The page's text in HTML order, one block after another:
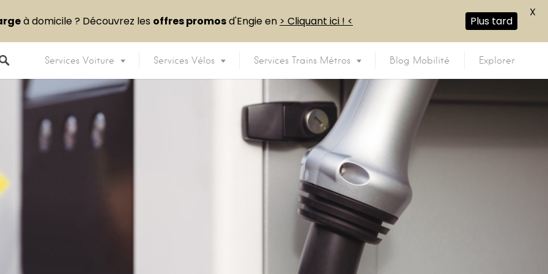
Services Voiture Services Vélos Services Trains Métros Blog Mobilité Explorer
à domicile ? Découvrez les offres promosd'Engie en > Cliquant ici ! < Plus tard
X